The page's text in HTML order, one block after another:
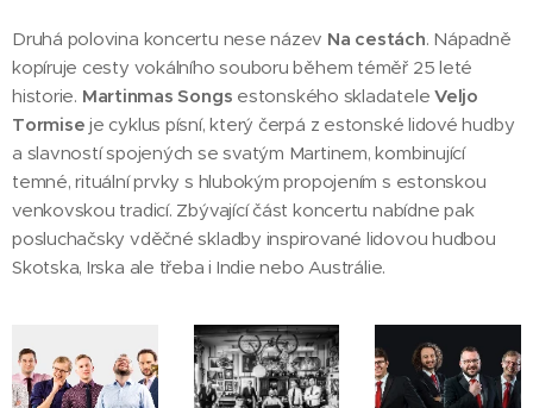
Druhá polovina koncertu nese název Na cestách. Nápadně
kopíruje cesty vokálního souboru během téměř 25 leté
historie. Martinmas Songs estonského skladateleVeljo
Tormise je cyklus písní, který čerpá z estonské lidové hudby
a slavností spojených se svatým Martinem, kombinující
temné, rituální prvky s hlubokým propojením s estonskou
venkovskou tradicí. Zbývající část koncertu nabídne pak
posluchačsky vděčné skladby inspirované lidovou hudbou
Skotska, Irska ale třeba i Indie nebo Austrálie.